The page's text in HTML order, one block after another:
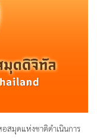
สมุดแห่งชาติดำเนินการ